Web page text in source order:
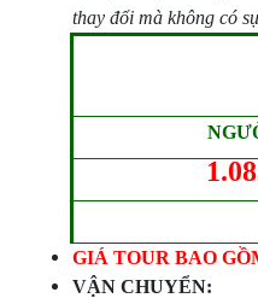
thay đổi mà không có
GIÁ TOUR BAO
VẬN CHUYỂN: